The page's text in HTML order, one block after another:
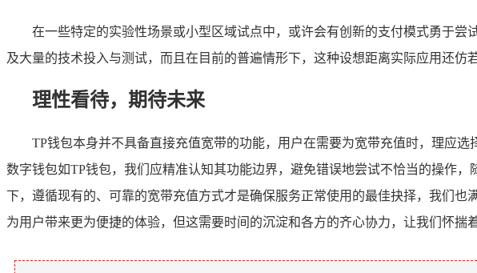
在一些特定的实验性场景或小型区域试点中，或许会有创新的支付模式勇于
及大量的技术投入与测试，而且在目前的普遍情形下，这种设想距离实际应用还仿
理性看待，期待未来
TP钱包本身并不具备直接充值宽带的功能，用户在需要为宽带充值时，理应
数字钱包如TP钱包，我们应精准认知其功能边界，避免错误地尝试不恰当的操作
下，遵循现有的、可靠的宽带充值方式才是确保服务正常使用的最佳抉择，我们
为用户带来更为便捷的体验，但这需要时间的沉淀和各方的齐心协力，让我们怀揣